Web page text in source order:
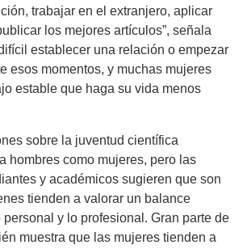
trabajar en el extranjero, aplicar
los mejores artículos”, señala
establecer una relación o empezar
esos momentos, y muchas mujeres
estable que haga su vida menos
sobre la juventud científica
hombres como mujeres, pero las
y académicos sugieren que son
tienden a valorar un balance
y lo profesional. Gran parte de
muestra que las mujeres tienden a